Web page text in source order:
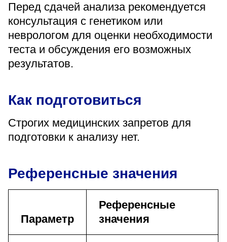
Перед сдачей анализа рекомендуется
консультация с генетиком или
неврологом для оценки необходимости
теста и обсуждения его возможных
результатов.
Как подготовиться
Строгих медицинских запретов для
подготовки к анализу нет.
Референсные значения
Параметр
Референсные
значения